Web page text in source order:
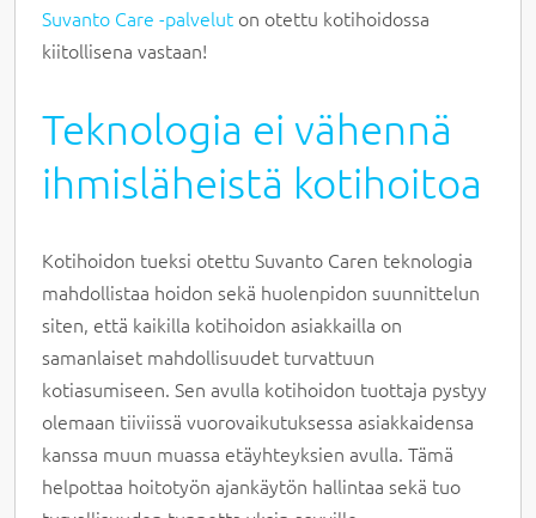
Suvanto Care -palvelut on otettu kotihoidossa
kiitollisena vastaan!
Teknologia ei vähennä
ihmisläheistä kotihoitoa
Kotihoidon tueksi otettu Suvanto Caren teknologia
mahdollistaa hoidon sekä huolenpidon suunnittelun
siten, että kaikilla kotihoidon asiakkailla on
samanlaiset mahdollisuudet turvattuun
kotiasumiseen. Sen avulla kotihoidon tuottaja pystyy
olemaan tiiviissä vuorovaikutuksessa asiakkaidensa
kanssa muun muassa etäyhteyksien avulla. Tämä
helpottaa hoitotyön ajankäytön hallintaa sekä tuo